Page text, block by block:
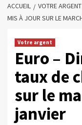
ACCUEIL VOTRE ARGENT
MIS À JOUR SUR LE
Votre argent
Euro –
taux de
sur le
janvier